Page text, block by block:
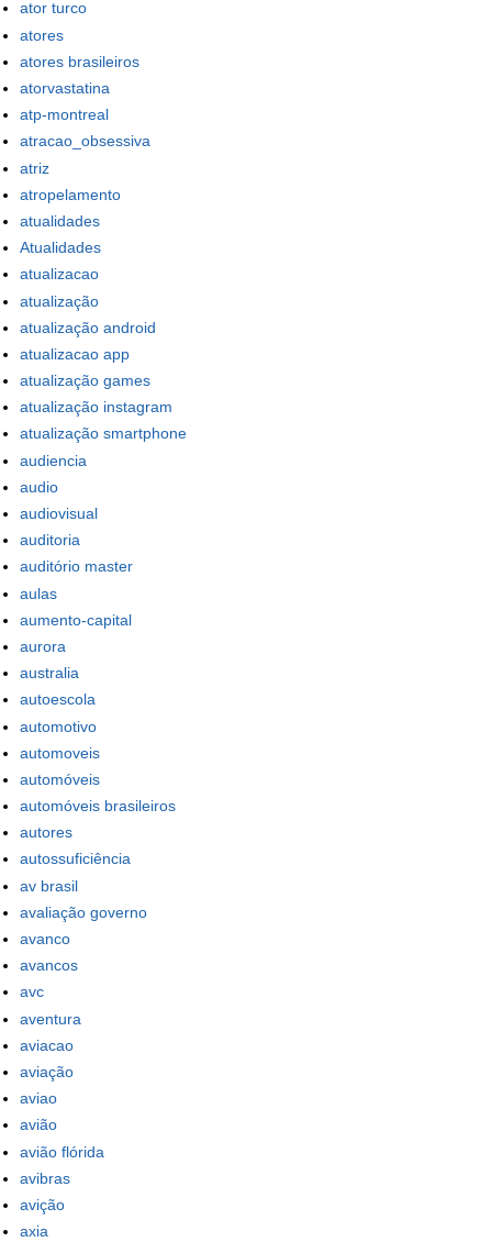
ator turco
atores
atores brasileiros
atorvastatina
atp-montreal
atracao_obsessiva
atriz
atropelamento
atualidades
Atualidades
atualizacao
atualização
atualização android
atualizacao app
atualização games
atualização instagram
atualização smartphone
audiencia
audio
audiovisual
auditoria
auditório master
aulas
aumento-capital
aurora
australia
autoescola
automotivo
automoveis
automóveis
automóveis brasileiros
autores
autossuficiência
av brasil
avaliação governo
avanco
avancos
avc
aventura
aviacao
aviação
aviao
avião
avião flórida
avibras
avição
axia